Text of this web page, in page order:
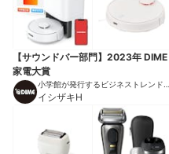
【サウンドバー部門】2023年 DIME
家電大賞
小学館が発行するビジネストレンドマ
ガジン
イシザキH